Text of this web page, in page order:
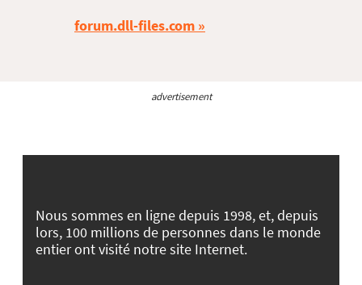
forum.dll-files.com
advertisement
Nous sommes en ligne depuis 1998, et, depuis
lors, 100 millions de personnes dans le monde
entier ont visité notre site Internet.